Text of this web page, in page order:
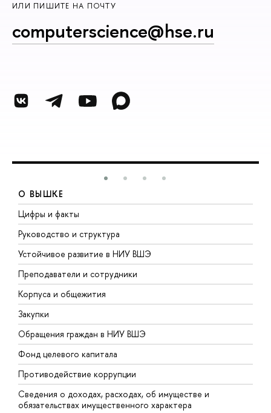
ИЛИ ПИШИТЕ НА ПОЧТУ
computerscience@hse.ru
О ВЫШКЕ
Цифры и факты
Руководство и структура
Устойчивое развитие в НИУ ВШЭ
Преподаватели и сотрудники
Корпуса и общежития
Закупки
Обращения граждан в НИУ ВШЭ
Фонд целевого капитала
Противодействие коррупции
Сведения о доходах, расходах, об имуществе и
обязательствах имущественного характера